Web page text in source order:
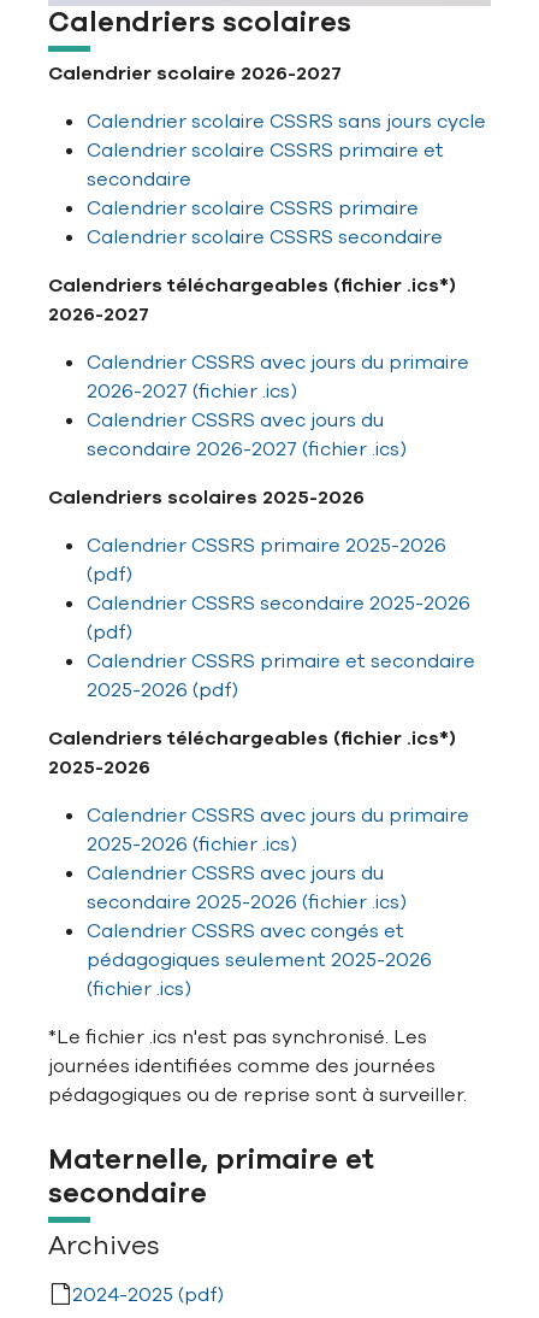
Calendriers scolaires
Calendrier scolaire 2026-2027
Calendrier scolaire CSSRS sans jours cycle
Calendrier scolaire CSSRS primaire et
secondaire
Calendrier scolaire CSSRS primaire
Calendrier scolaire CSSRS secondaire
Calendriers téléchargeables (fichier .ics*)
2026-2027
Calendrier CSSRS avec jours du primaire
2026-2027 (fichier .ics)
Calendrier CSSRS avec jours du
secondaire 2026-2027 (fichier .ics)
Calendriers scolaires 2025-2026
Calendrier CSSRS primaire 2025-2026
(pdf)
Calendrier CSSRS secondaire 2025-2026
(pdf)
Calendrier CSSRS primaire et secondaire
2025-2026 (pdf)
Calendriers téléchargeables (fichier .ics*)
2025-2026
Calendrier CSSRS avec jours du primaire
2025-2026 (fichier .ics)
Calendrier CSSRS avec jours du
secondaire 2025-2026 (fichier .ics)
Calendrier CSSRS avec congés et
pédagogiques seulement 2025-2026
(fichier .ics)
*Le fichier .ics n'est pas synchronisé. Les
journées identifiées comme des journées
pédagogiques ou de reprise sont à surveiller.
Maternelle, primaire et
secondaire
Archives
2024-2025 (pdf)